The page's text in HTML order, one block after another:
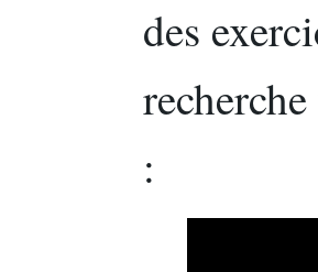
des
: